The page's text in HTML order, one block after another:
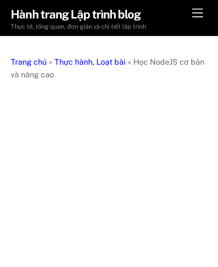
content
Hành trang Lập trình blog
Thực tế, tổng quan, đơn giản và chi tiết lập trình
Trang chủ »Thực hành, Loạt bài » Học NodeJS cơ bản
và nâng cao